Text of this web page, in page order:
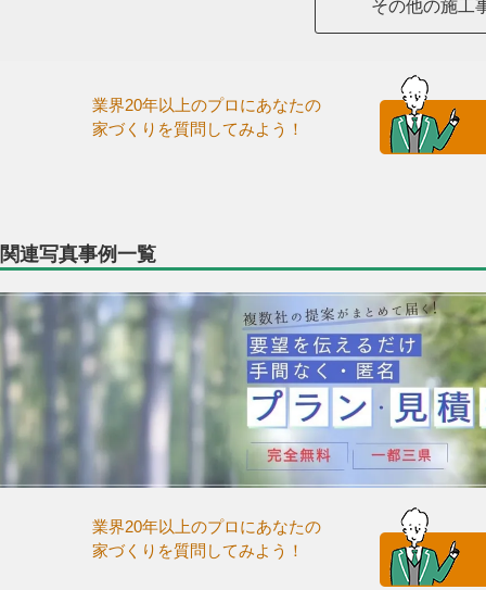
その他の施工
業界20年以上のプロにあなたの
家づくりを質問してみよう！
関連写真事例一覧
業界20年以上のプロにあなたの
家づくりを質問してみよう！